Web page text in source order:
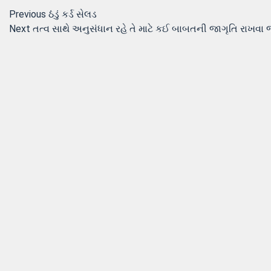
Post
navigation
Previous Previous
post:
ઠંડું કર્ડ સેલડ
Next Next
તત્વ સાથે અનુસંધાન રહે તે માટે કઈ બાબતની જાગૃતિ રાખવા